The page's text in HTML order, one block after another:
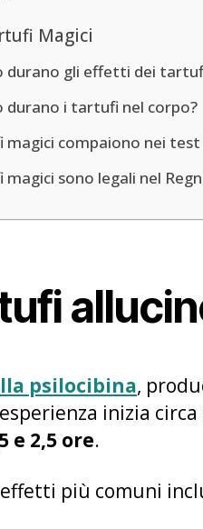
Magici
durano gli effetti dei
durano i tartufi nel corpo?
magici compaiono nei
sono legali nel
psilocibina,
inizia circa
e 2,5 ore.
più comuni